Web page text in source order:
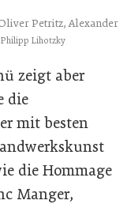
Petritz, Alexander
Lihotzky
zeigt aber
die
mit besten
die Hommage
Manger,